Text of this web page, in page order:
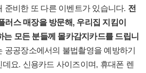
준비한 또 다른 이벤트가 있습니다. 전
러스 매장을 방문해, 우리집 지킴이
는 모든 분들께 몰카감지카드를 드립니
공공장소에서의 불법촬영을 예방하기
요. 신용카드 사이즈이며, 휴대폰 렌